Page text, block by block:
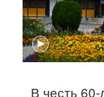
В честь